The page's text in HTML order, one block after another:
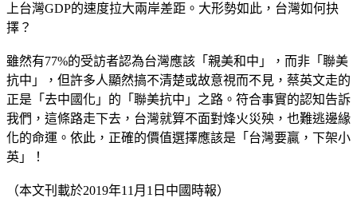
上台灣GDP的速度拉大兩岸差距。大形勢如此，台灣如何抉
擇？
雖然有77%的受訪者認為台灣應該「親美和中」，而非「聯美
抗中」，但許多人顯然搞不清楚或故意視而不見，蔡英文走的
正是「去中國化」的「聯美抗中」之路。符合事實的認知告訴
我們，這條路走下去，台灣就算不面對烽火災殃，也難逃邊緣
化的命運。依此，正確的價值選擇應該是「台灣要贏，下架小
英」！
（本文刊載於2019年11月1日中國時報）